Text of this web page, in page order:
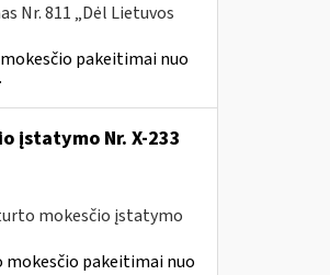
Nr. 811 „Dėl Lietuvos
pakeitimai nuo
įstatymo Nr. X-233
mokesčio įstatymo
pakeitimai nuo